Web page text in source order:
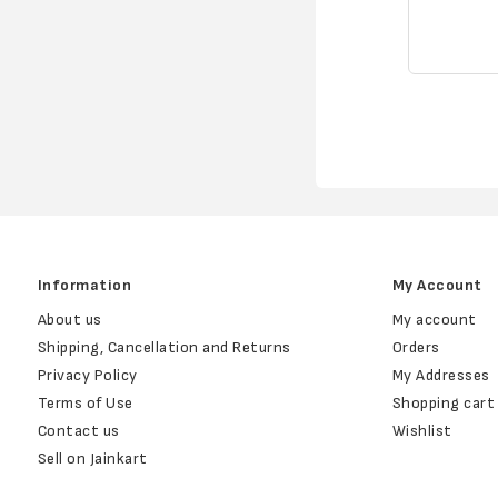
Information
About us
Shipping, Cancellation and Returns
Privacy Policy
Terms of Use
Contact us
Sell on Jainkart
My Account
My account
Orders
My Addresses
Shopping cart
Wishlist